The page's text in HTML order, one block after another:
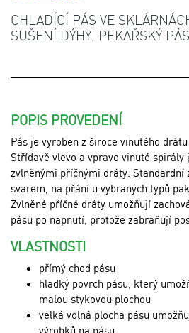
CHLADÍCÍ PÁS VE
SUŠENÍ DÝHY, PEKAŘSKÝ PÁS.
POPIS PROVEDENÍ
Pás je vyroben z široce vinutého
Střídavě vlevo a vpravo vinuté spirály
zvlněnými příčnými dráty. Standardní
svarem, na přání u vybraných typů
Zvlněné příčné dráty umožňují
pásu po napnutí, protože zabraňují
VLASTNOSTI
přímý chod pásu
hladký povrch pásu, který
malou stykovou plochou
velká volná plocha pásu
výrobků na pásu